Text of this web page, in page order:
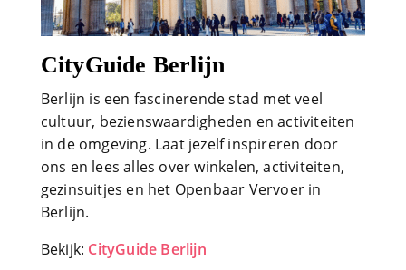
CityGuide Berlijn
Berlijn is een fascinerende stad met veel
cultuur, bezienswaardigheden en activiteiten
in de omgeving. Laat jezelf inspireren door
ons en lees alles over winkelen, activiteiten,
gezinsuitjes en het Openbaar Vervoer in
Berlijn.
Bekijk: CityGuide Berlijn